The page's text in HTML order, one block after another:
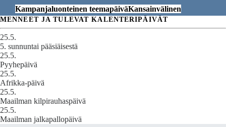
Kampanjaluonteinen teemapäiväKansainvälinen
MENNEET JA TULEVAT KALENTERIPÄIVÄT
25.5.
5. sunnuntai pääsiäisestä
25.5.
Pyyhepäivä
25.5.
Afrikka-päivä
25.5.
Maailman kilpirauhaspäivä
25.5.
Maailman jalkapallopäivä